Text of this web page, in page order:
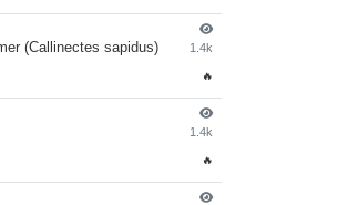
(Callinectes sapidus) 1.4k
🔥
1.4k
🔥